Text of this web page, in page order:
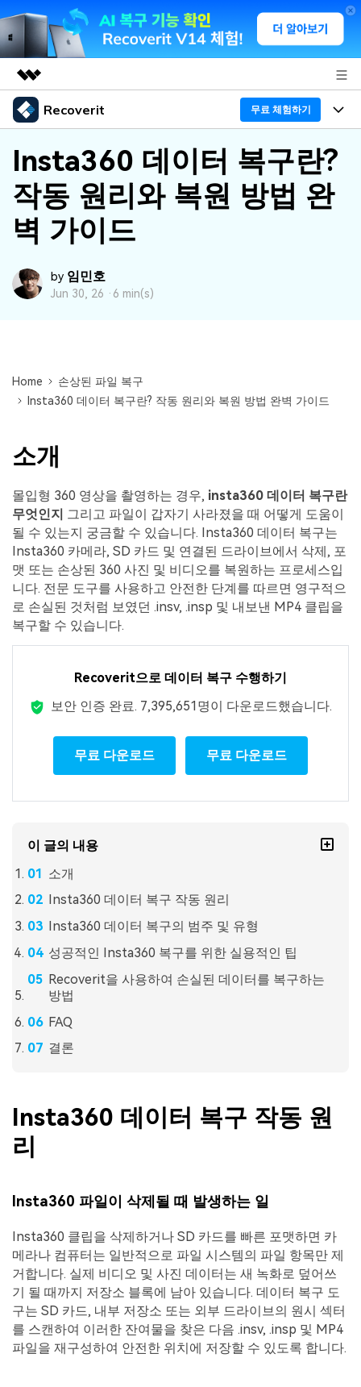
주요 제품
유틸리티
비즈니스
개요
솔루션
회사 소개
뉴스룸
플랜 및 가격
Recoverit 무료 체험하기
프로그램
Recoverit - Windows 버전
선도적인 데이터 복구 전문가
무료 체험
분실/삭제된 데이터 무료 복구
무료 체험
기타 프로그램
Repairit - 데이터 복구
기능
미디어 복구하기
문서 복구하기
복구 Tips
외장 저장장치 복구
기타
리커버릿 개요
복구 솔루션
삭제된 파일 복구
데이터 손실 시나리오
모든 기능 확인하기
Insta360 데이터 복구란?
작동 원리와 복원 방법 완
벽 가이드
by 임민호
Jun 30, 26 · 6 min(s)
Home
손상된 파일 복구
Insta360 데이터 복구란? 작동 원리와 복원 방법 완벽 가이드
소개
몰입형 360 영상을 촬영하는 경우, insta360 데이터 복구란
무엇인지 그리고 파일이 갑자기 사라졌을 때 어떻게 도움이
될 수 있는지 궁금할 수 있습니다. Insta360 데이터 복구는
Insta360 카메라, SD 카드 및 연결된 드라이브에서 삭제, 포
맷 또는 손상된 360 사진 및 비디오를 복원하는 프로세스입
니다. 전문 도구를 사용하고 안전한 단계를 따르면 영구적으
로 손실된 것처럼 보였던 .insv, .insp 및 내보낸 MP4 클립을
복구할 수 있습니다.
Recoverit으로 데이터 복구 수행하기
보안 인증 완료. 7,395,660 명이 다운로드했습니다.
무료 다운로드 무료 다운로드
이 글의 내용
소개
Insta360 데이터 복구 작동 원리
Insta360 데이터 복구의 범주 및 유형
성공적인 Insta360 복구를 위한 실용적인 팁
Recoverit을 사용하여 손실된 데이터를 복구하는
방법
FAQ
결론
Insta360 데이터 복구 작동 원
리
Insta360 파일이 삭제될 때 발생하는 일
Insta360 클립을 삭제하거나 SD 카드를 빠른 포맷하면 카
메라나 컴퓨터는 일반적으로 파일 시스템의 파일 항목만 제
거합니다. 실제 비디오 및 사진 데이터는 새 녹화로 덮어쓰
기 될 때까지 저장소 블록에 남아 있습니다. 데이터 복구 도
구는 SD 카드, 내부 저장소 또는 외부 드라이브의 원시 섹터
를 스캔하여 이러한 잔여물을 찾은 다음 .insv, .insp 및 MP4
파일을 재구성하여 안전한 위치에 저장할 수 있도록 합니다.